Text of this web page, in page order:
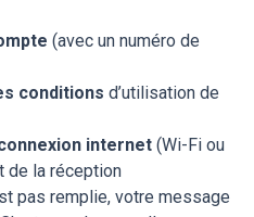
(avec un numéro de
conditions d’utilisation de
internet (Wi-Fi ou
de la réception
pas remplie, votre message